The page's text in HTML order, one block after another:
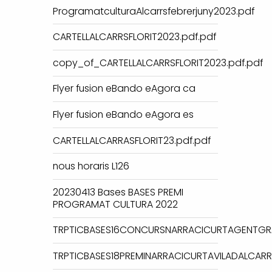
ProgramatculturaAlcarrsfebrerjuny2023.pdf
CARTELLALCARRSFLORIT2023.pdf.pdf
copy_of_CARTELLALCARRSFLORIT2023.pdf.pdf
Flyer fusion eBando eAgora ca
Flyer fusion eBando eAgora es
CARTELLALCARRASFLORIT23.pdf.pdf
nous horaris L126
20230413 Bases BASES PREMI
PROGRAMAT CULTURA 2022